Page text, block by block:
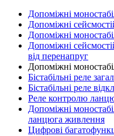
Допоміжні
Допоміжні
Допоміжні
Допоміжні
від перенапруг
Допоміжні
Бістабільні реле
Бістабільні реле
Реле контролю
Допоміжні
ланцюга живлення
Цифрові